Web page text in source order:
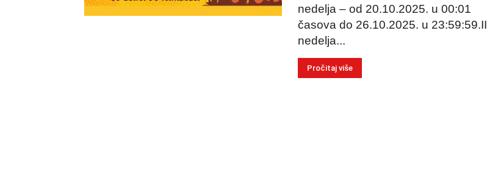
nedelja – od 20.10.2025. u 00:01
časova do 26.10.2025. u 23:59:59.II
nedelja...
Pročitaj više